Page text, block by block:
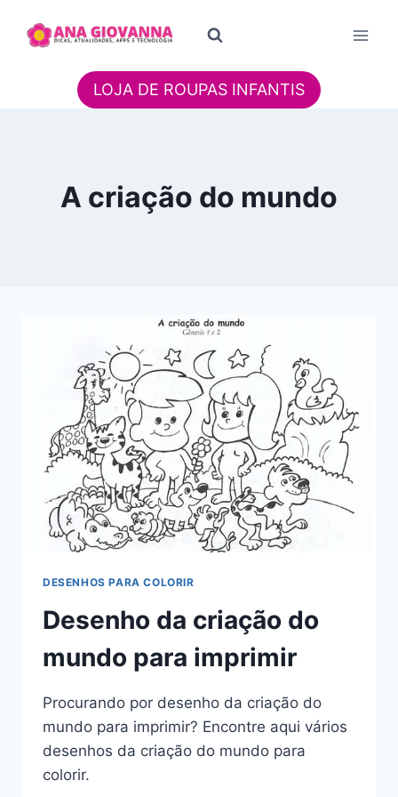
para
LOJA DE ROUPAS INFANTIS
A criação do mundo
DESENHOS PARA COLORIR
Desenho da criação do
mundo para imprimir
Procurando por desenho da criação do
mundo para imprimir? Encontre aqui vários
desenhos da criação do mundo para
colorir.